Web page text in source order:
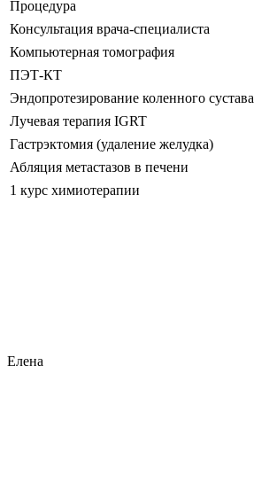
Процедура
Консультация врача-специалиста
Компьютерная томография
ПЭТ-КТ
Эндопротезирование коленного сустава
Лучевая терапия IGRT
Гастрэктомия (удаление желудка)
Абляция метастазов в печени
1 курс химиотерапии
Елена